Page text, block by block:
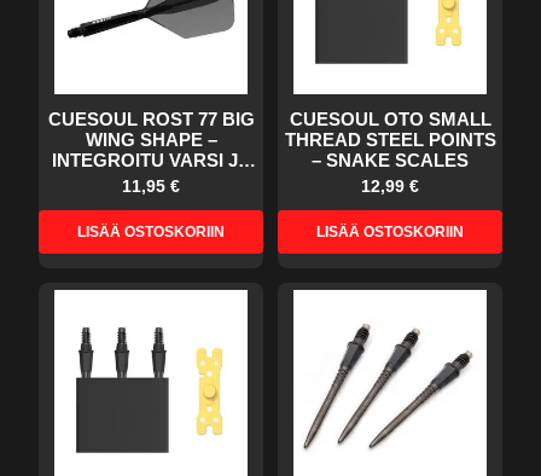
CUESOUL ROST 77 BIG
WING SHAPE –
INTEGROITU VARSI JA
SULKA
11,95 €
LISÄÄ OSTOSKORIIN
CUESOUL OTO SMALL
THREAD STEEL POINTS
– SNAKE SCALES
12,99 €
LISÄÄ OSTOSKORIIN